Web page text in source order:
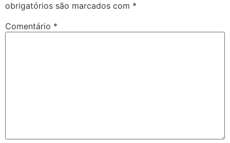
obrigatórios são marcados com *
Comentário *